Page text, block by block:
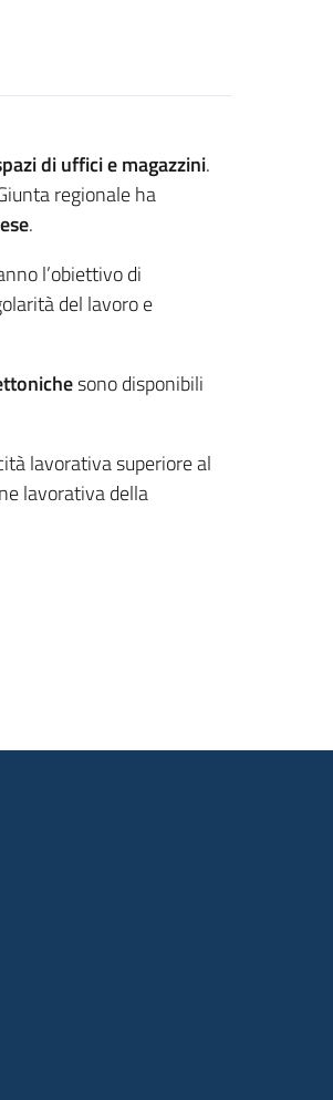
di uffici e magazzini.
regionale ha
.
l’obiettivo di
del lavoro e
sono disponibili
lavorativa superiore al
lavorativa della